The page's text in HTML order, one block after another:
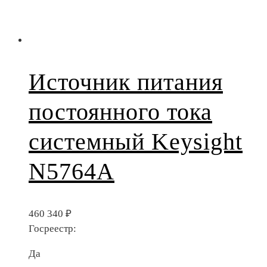
Источник питания
постоянного тока
системный Keysight
N5764A
460 340 ₽
Госреестр:
Да